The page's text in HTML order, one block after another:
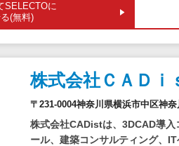
SELECTOに
(無料)
株式会社ＣＡＤｉ
〒231-0004神奈川県横浜市中区神
株式会社CADistは、3DCAD導入
ール、建築コンサルティング、